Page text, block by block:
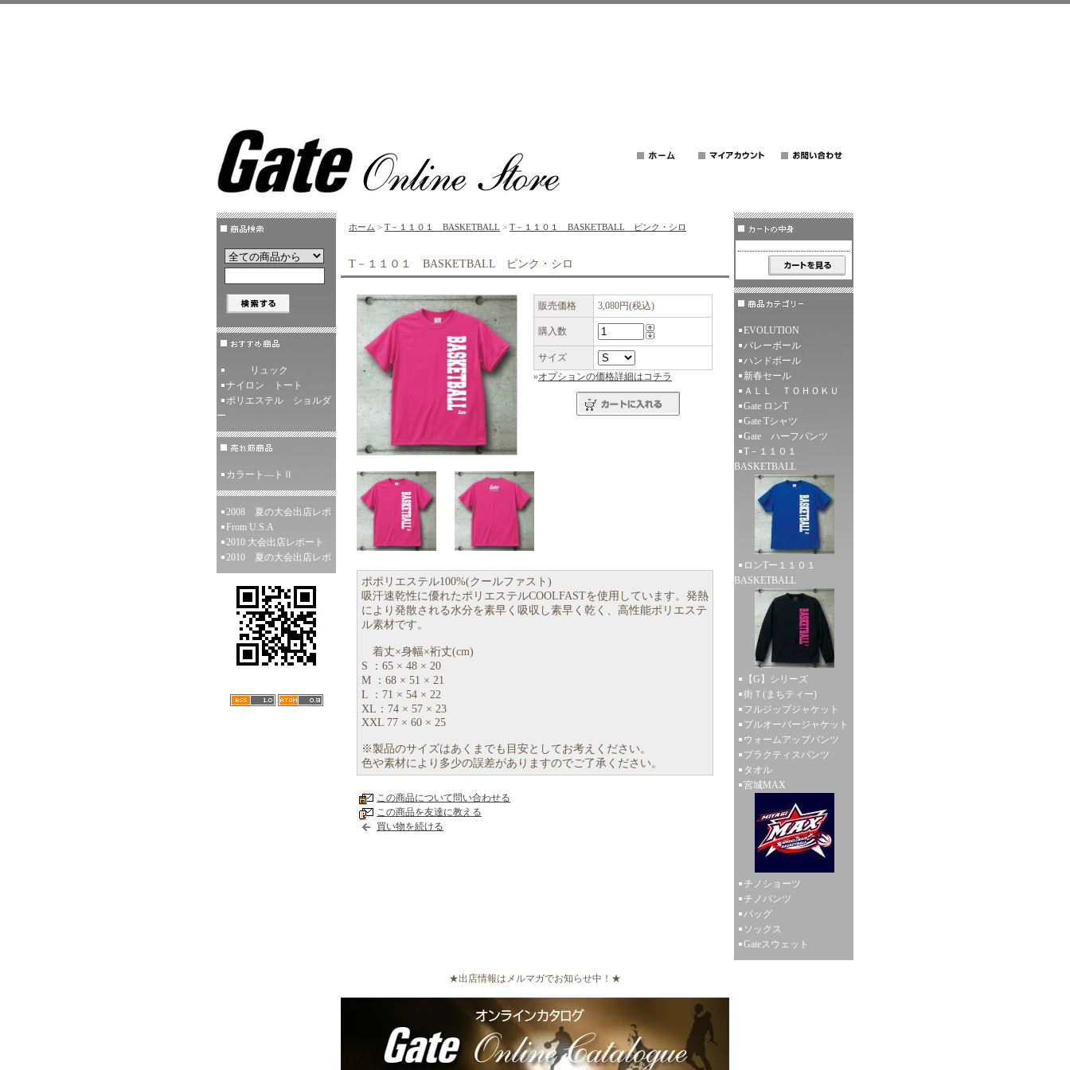
リュック
ナイロン トート
ポリエステル ショルダ
ー
カラート―トⅡ
2008 夏の大会出店レポ
From U.S.A
2010 大会出店レポート
2010 夏の大会出店レポ
ホーム > T－１１０１ BASKETBALL > T－１１０１ BASKETBALL ピンク・シロ
T－１１０１ BASKETBALL ピンク・シロ
販売価格 3,080円(税込)
購入数
サイズ
»オプションの価格詳細はコチラ
ポポリエステル100%(クールファスト)
吸汗速乾性に優れたポリエステルCOOLFASTを使用しています。発熱
により発散される水分を素早く吸収し素早く乾く、高性能ポリエステ
ル素材です。
着丈×身幅×裄丈(cm)
S ：65 × 48 × 20
M ：68 × 51 × 21
L ：71 × 54 × 22
XL：74 × 57 × 23
XXL 77 × 60 × 25
※製品のサイズはあくまでも目安としてお考えください。
色や素材により多少の誤差がありますのでご了承ください。
この商品について問い合わせる
この商品を友達に教える
買い物を続ける
EVOLUTION
バレーボール
ハンドボール
新春セール
ＡＬＬ ＴＯＨＯＫＵ
Gate ロンT
Gate Tシャツ
Gate ハーフパンツ
T－１１０１
BASKETBALL
ロンTー１１０１
BASKETBALL
【G】シリーズ
街Ｔ(まちティー)
フルジップジャケット
プルオーバージャケット
ウォームアップパンツ
プラクティスパンツ
タオル
宮城MAX
チノショーツ
チノパンツ
バッグ
ソックス
Gateスウェット
★出店情報はメルマガでお知らせ中！★